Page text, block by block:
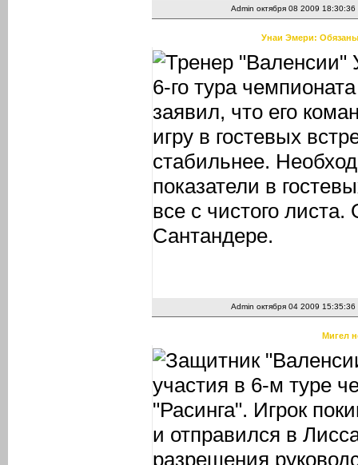
Admin октября 08 2009 18:30:36
Унаи Эмери: Обязаны
Тренер
6-го тура
заявил, что его
игру в гостевых
стабильнее.
показатели в
все с чистого
Сантандере.
Admin октября 04 2009 15:35:36
Мигел
Защитник
участия в 6-м туре
"Расинга". Игрок
и отправился в
разрешения